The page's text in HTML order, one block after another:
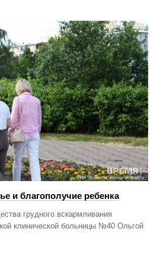
и благополучие ребенка
грудного вскармливания
клинической больницы №40 Ольгой